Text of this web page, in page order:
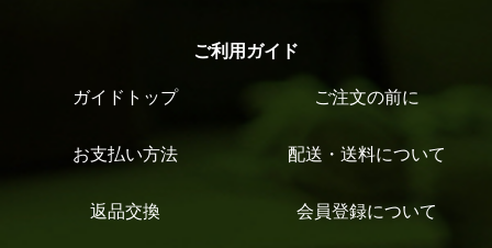
ご利用ガイド
ガイドトップ ご注文の前に
お支払い方法 配送・送料について
返品交換 会員登録について